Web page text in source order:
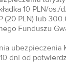
10 PLN/
(20 PLN) lub
Funduszu
ubezpieczenia
dni od